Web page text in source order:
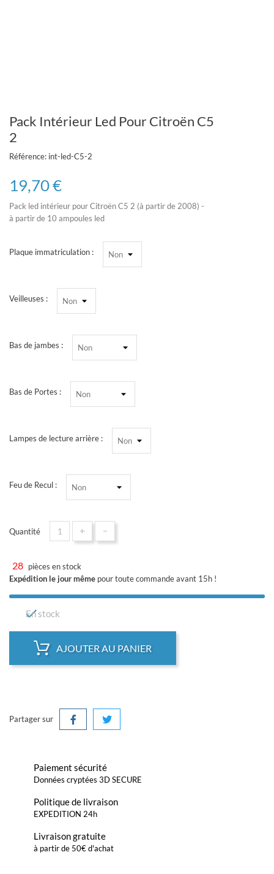
Pack Intérieur Led Pour Citroën C5
2
Référence: int-led-C5-2
19,70 €
Pack led intérieur pour Citroën C5 2 (à partir de 2008) -
à partir de 10 ampoules led
Plaque immatriculation :
Veilleuses :
Bas de jambes :
Bas de Portes :
Lampes de lecture arrière :
Feu de Recul :
Quantité + -
28 pièces en stock
Expédition le jour même pour toute commande avant 15h !

En stock
AJOUTER AU PANIER
Partager sur
Paiement sécurité
Données cryptées 3D SECURE
Politique de livraison
EXPEDITION 24h
Livraison gratuite
à partir de 50€ d'achat